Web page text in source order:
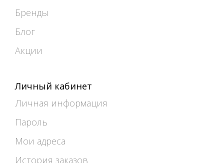
Бренды
Блог
Акции
Личный кабинет
Личная информация
Пароль
Мои адреса
История заказов